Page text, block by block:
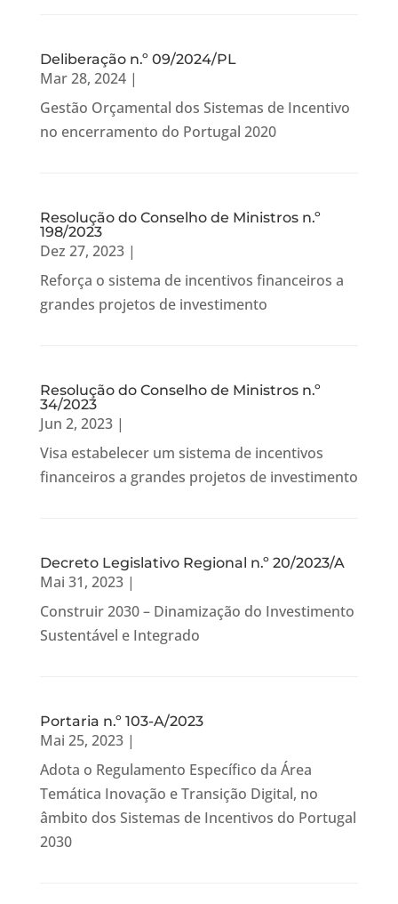
Deliberação n.º 09/2024/PL
Mar 28, 2024|
Gestão Orçamental dos Sistemas de Incentivo
no encerramento do Portugal 2020
Resolução do Conselho de Ministros n.º
198/2023
Dez 27, 2023|
Reforça o sistema de incentivos financeiros a
grandes projetos de investimento
Resolução do Conselho de Ministros n.º
34/2023
Jun 2, 2023|
Visa estabelecer um sistema de incentivos
financeiros a grandes projetos de investimento
Decreto Legislativo Regional n.º 20/2023/A
Mai 31, 2023|
Construir 2030 – Dinamização do Investimento
Sustentável e Integrado
Portaria n.º 103-A/2023
Mai 25, 2023|
Adota o Regulamento Específico da Área
Temática Inovação e Transição Digital, no
âmbito dos Sistemas de Incentivos do Portugal
2030